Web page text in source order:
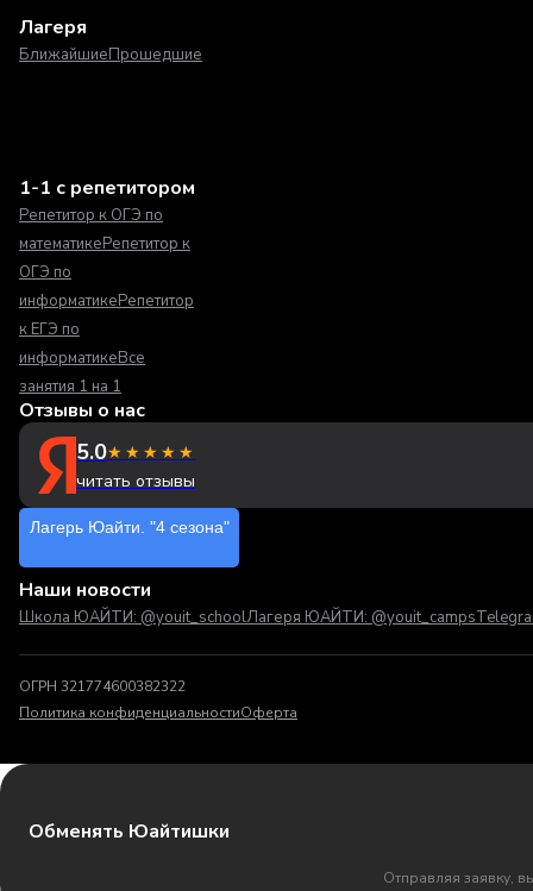
Лагеря
БлижайшиеПрошедшие
1-1 с репетитором
Репетитор к ОГЭ по
математикеРепетитор к
ОГЭ по
информатикеРепетитор
к ЕГЭ по
информатикеВсе
занятия 1 на 1
Отзывы о нас
5.0★★★★★
читать отзывы
Лагерь Юайти. "4 сезона"
Наши новости
Школа ЮАЙТИ: @youit_schoolЛагеря ЮАЙТИ: @youit_camps
ОГРН 321774600382322
Политика конфиденциальностиОферта
Обменять Юайтишки
Отправляя заявку,